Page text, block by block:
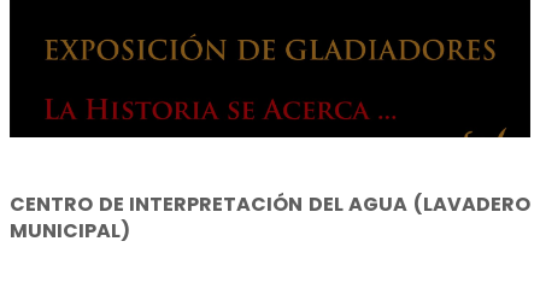
CENTRO DE INTERPRETACIÓN DEL AGUA (LAVADERO
MUNICIPAL)